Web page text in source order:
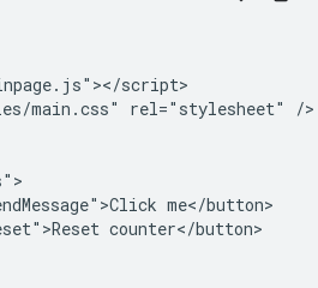
script>
main.css" rel="stylesheet" />
me</button>
counter</button>